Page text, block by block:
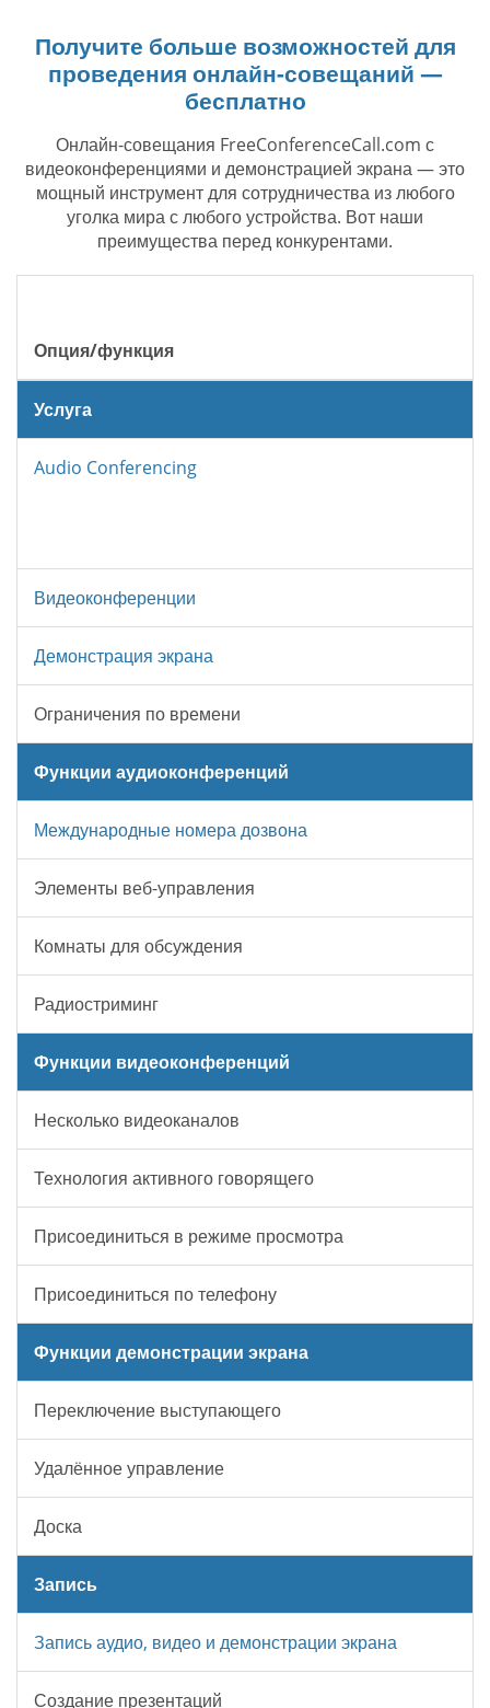
Получите больше возможностей для
проведения онлайн-совещаний —
бесплатно
Онлайн-совещания FreeConferenceCall.com с
видеоконференциями и демонстрацией экрана — это
мощный инструмент для сотрудничества из любого
уголка мира с любого устройства. Вот наши
преимущества перед конкурентами.
Опция/функция
Услуга
Audio Conferencing
Видеоконференции
Демонстрация экрана
Ограничения по времени
Функции аудиоконференций
Международные номера дозвона
Элементы веб-управления
Комнаты для обсуждения
Радиостриминг
Функции видеоконференций
Несколько видеоканалов
Технология активного говорящего
Присоединиться в режиме просмотра
Присоединиться по телефону
Функции демонстрации экрана
Переключение выступающего
Удалённое управление
Доска
Запись
Запись аудио, видео и демонстрации экрана
Создание презентаций